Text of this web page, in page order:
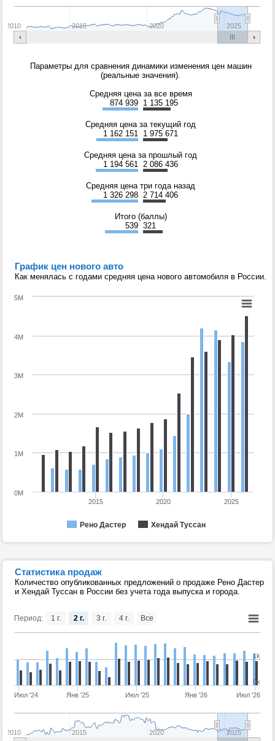
2015 2020 2025
2010
Параметры для сравнения динамики изменения цен машин
(реальные значения).
Средняя цена за все время
874 939 1 135 195
Средняя цена за текущий год
1 162 151
1 975 671
Средняя цена за прошлый год
1 194 561
2 086 436
Средняя цена три года назад
1 326 298 2 714 406
Итого (баллы)
539 321
График цен нового авто
Как менялась с годами средняя цена нового автомобиля в России.
Рено Дастер Хендай Туссан
2015 2020 2025
0M
1M
2M
3M
4M
5M
Статистика продаж
Количество опубликованных предложений о продаже Рено Дастер
и Хендай Туссан в России без учета года выпуска и города.
Период:
Июл '24 Янв '25 Июл '25 Янв '26 Июл '26
2015 2020 2025
2010
0k
1k
1 г. 2 г. 3 г. 4 г. Все